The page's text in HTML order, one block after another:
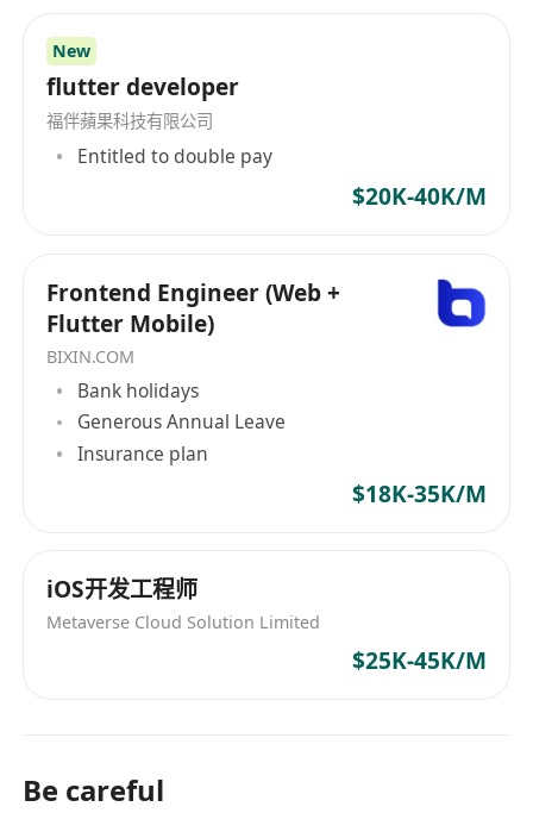
New
flutter developer
福伴蘋果科技有限公司
Entitled to double pay
$20K-40K/M
Frontend Engineer (Web +
Flutter Mobile)
BIXIN.COM
Bank holidays
Generous Annual Leave
Insurance plan
$18K-35K/M
iOS开发工程师
Metaverse Cloud Solution Limited
$25K-45K/M
Be careful